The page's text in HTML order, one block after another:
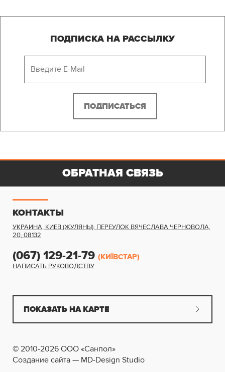
ПОДПИСКА НА РАССЫЛКУ
КОНТАКТЫ
УКРАИНА, КИЕВ (ЖУЛЯНЫ), ПЕРЕУЛОК ВЯЧЕСЛАВА ЧЕРНОВОЛА,
20,08132
(067) 129-21-79 (КИЇВСТАР)
НАПИСАТЬ РУКОВОДСТВУ
ПОКАЗАТЬ НА КАРТЕ
© 2010-2026 ООО «Санпол»
Создание сайта — MD-Design Studio
ОБРАТНАЯ СВЯЗЬ